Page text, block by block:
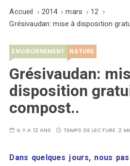
Accueil 2014 mars
12
Grésivaudan: mise à disposition
ENVIRONNEMENT NATURE
Grésivaudan:
disposition
compost..
IL Y A 12 ANS TEMPS DE LECTURE :2
Dans quelques jours, nous